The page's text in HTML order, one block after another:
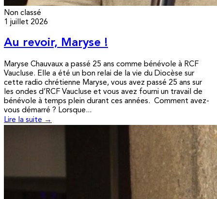
Non classé
1 juillet 2026
Au revoir, Maryse !
Maryse Chauvaux a passé 25 ans comme bénévole à RCF
Vaucluse. Elle a été un bon relai de la vie du Diocèse sur
cette radio chrétienne Maryse, vous avez passé 25 ans sur
les ondes d’RCF Vaucluse et vous avez fourni un travail de
bénévole à temps plein durant ces années. Comment avez-
vous démarré ? Lorsque...
Lire la suite →